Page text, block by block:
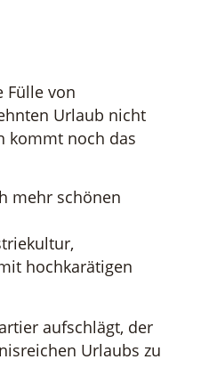
Fülle von
Urlaub nicht
kommt noch das
mehr schönen
hochkarätigen
aufschlägt, der
Urlaubs zu